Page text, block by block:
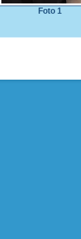
Foto 1